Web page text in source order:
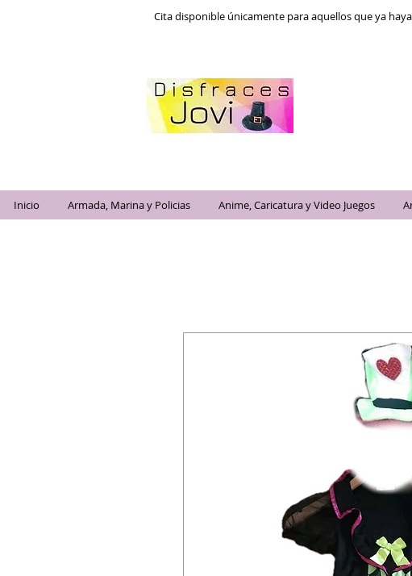
Cita disponible únicamente para aquellos que ya
Inicio Armada, Marina y Policias Anime, Caricatura y Video Juegos